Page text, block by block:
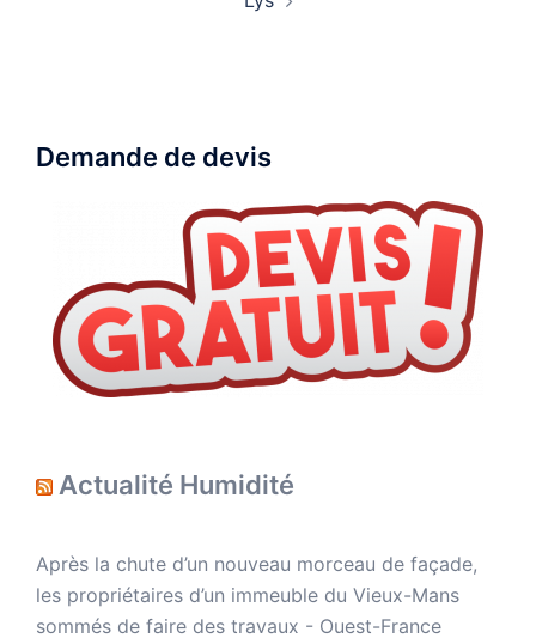
Demande de devis
Actualité Humidité
Après la chute d’un nouveau morceau de façade,
les propriétaires d’un immeuble du Vieux-Mans
sommés de faire des travaux - Ouest-France